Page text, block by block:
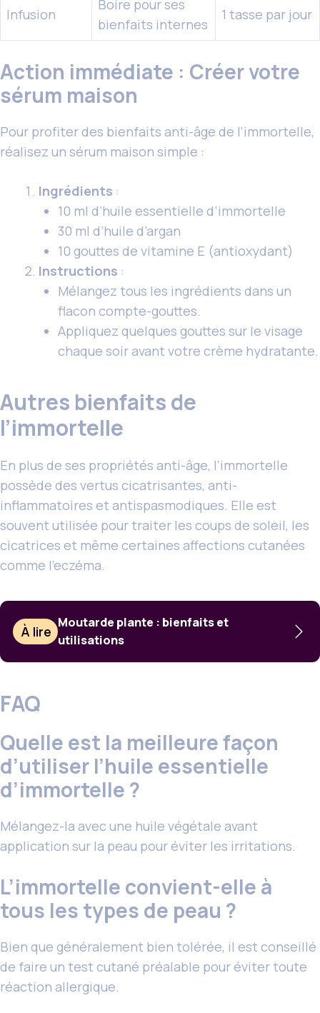
Infusion
Boire pour ses
bienfaits internes
1 tasse par jour
Action immédiate : Créer votre
sérum maison
Pour profiter des bienfaits anti-âge de l’immortelle,
réalisez un sérum maison simple :
Ingrédients :
10 ml d’huile essentielle d’immortelle
30 ml d’huile d’argan
10 gouttes de vitamine E (antioxydant)
Instructions :
Mélangez tous les ingrédients dans un
flacon compte-gouttes.
Appliquez quelques gouttes sur le visage
chaque soir avant votre crème hydratante.
Autres bienfaits de
l’immortelle
En plus de ses propriétés anti-âge, l’immortelle
possède des vertus cicatrisantes, anti-
inflammatoires et antispasmodiques. Elle est
souvent utilisée pour traiter les coups de soleil, les
cicatrices et même certaines affections cutanées
comme l’eczéma.
À lire
Moutarde plante : bienfaits et
utilisations
FAQ
Quelle est la meilleure façon
d’utiliser l’huile essentielle
d’immortelle ?
Mélangez-la avec une huile végétale avant
application sur la peau pour éviter les irritations.
L’immortelle convient-elle à
tous les types de peau ?
Bien que généralement bien tolérée, il est conseillé
de faire un test cutané préalable pour éviter toute
réaction allergique.